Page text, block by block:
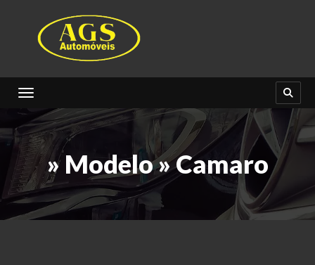
Toggle navigation
» Modelo » Camaro